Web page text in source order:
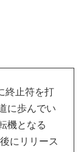
終止符を打
に歩んでい
機となる
にリリース